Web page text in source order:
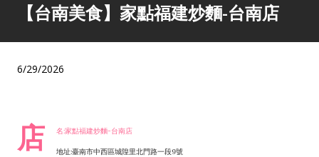
【台南美食】家點福建炒麵-台南店
6/29/2026
店 名:家點福建炒麵-台南店
地址:臺南市中西區城隍里北門路一段9號